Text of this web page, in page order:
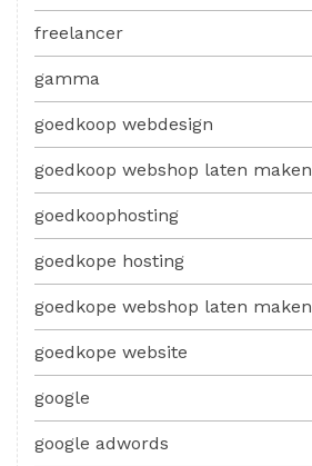
freelancer
gamma
goedkoop webdesign
goedkoop webshop laten maken
goedkoophosting
goedkope hosting
goedkope webshop laten maken
goedkope website
google
google adwords